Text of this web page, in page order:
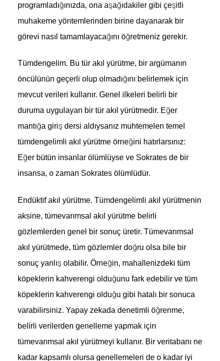
programladığınızda, ona aşağıdakiler gibi çeşitli
muhakeme yöntemlerinden birine dayanarak bir
görevi nasıl tamamlayacağını öğretmeniz gerekir.
Tümdengelim. Bu tür akıl yürütme, bir argümanın
öncülünün geçerli olup olmadığını belirlemek için
mevcut verileri kullanır. Genel ilkeleri belirli bir
duruma uygulayan bir tür akıl yürütmedir. Eğer
mantığa giriş dersi aldıysanız muhtemelen temel
tümdengelimli akıl yürütme örneğini hatırlarsınız:
Eğer bütün insanlar ölümlüyse ve Sokrates de bir
insansa, o zaman Sokrates ölümlüdür.
Endüktif akıl yürütme. Tümdengelimli akıl yürütmenin
aksine, tümevarımsal akıl yürütme belirli
gözlemlerden genel bir sonuç üretir. Tümevarımsal
akıl yürütmede, tüm gözlemler doğru olsa bile bir
sonuç yanlış olabilir. Örneğin, mahallenizdeki tüm
köpeklerin kahverengi olduğunu fark edebilir ve tüm
köpeklerin kahverengi olduğu gibi hatalı bir sonuca
varabilirsiniz. Yapay zekada denetimli öğrenme,
belirli verilerden genelleme yapmak için
tümevarımsal akıl yürütmeyi kullanır. Bir veritabanı ne
kadar kapsamlı olursa genellemeleri de o kadar iyi